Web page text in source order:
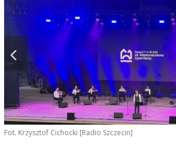
Fot. Krzysztof Cichocki [Radio Szczecin]